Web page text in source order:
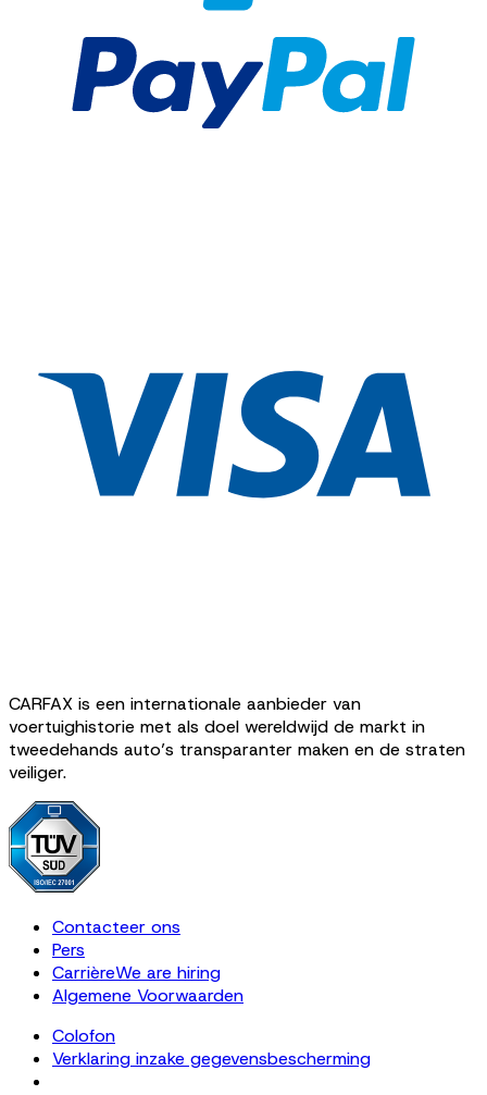
CARFAX is een internationale aanbieder van
voertuighistorie met als doel wereldwijd de markt in
tweedehands auto’s transparanter maken en de straten
veiliger.
Contacteer ons
Pers
CarrièreWe are hiring
Algemene Voorwaarden
Colofon
Verklaring inzake gegevensbescherming